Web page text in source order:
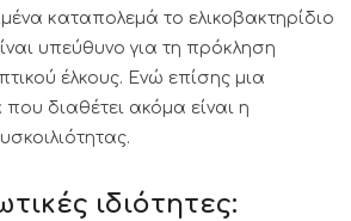
καταπολεμά το ελικοβακτηρίδιο
υπεύθυνο για τη πρόκληση
έλκους. Ενώ επίσης μια
που διαθέτει ακόμα είναι η
ιδιότητες: